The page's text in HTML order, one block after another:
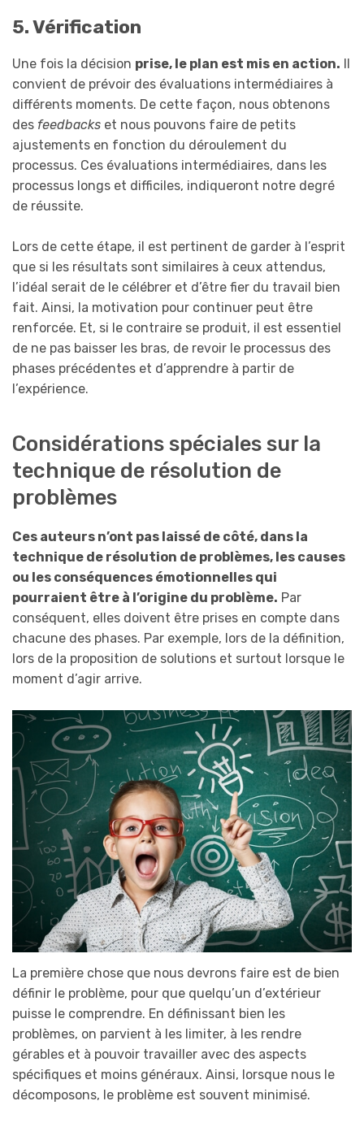
5. Vérification
Une fois la décision prise, le plan est mis en action. Il
convient de prévoir des évaluations intermédiaires à
différents moments. De cette façon, nous obtenons
des feedbacks et nous pouvons faire de petits
ajustements en fonction du déroulement du
processus. Ces évaluations intermédiaires, dans les
processus longs et difficiles, indiqueront notre degré
de réussite.
Lors de cette étape, il est pertinent de garder à l’esprit
que si les résultats sont similaires à ceux attendus,
l’idéal serait de le célébrer et d’être fier du travail bien
fait. Ainsi, la motivation pour continuer peut être
renforcée. Et, si le contraire se produit, il est essentiel
de ne pas baisser les bras, de revoir le processus des
phases précédentes et d’apprendre à partir de
l’expérience.
Considérations spéciales sur la
technique de résolution de
problèmes
Ces auteurs n’ont pas laissé de côté, dans la
technique de résolution de problèmes, les causes
ou les conséquences émotionnelles qui
pourraient être à l’origine du problème. Par
conséquent, elles doivent être prises en compte dans
chacune des phases. Par exemple, lors de la définition,
lors de la proposition de solutions et surtout lorsque le
moment d’agir arrive.
La première chose que nous devrons faire est de bien
définir le problème, pour que quelqu’un d’extérieur
puisse le comprendre. En définissant bien les
problèmes, on parvient à les limiter, à les rendre
gérables et à pouvoir travailler avec des aspects
spécifiques et moins généraux. Ainsi, lorsque nous le
décomposons, le problème est souvent minimisé.